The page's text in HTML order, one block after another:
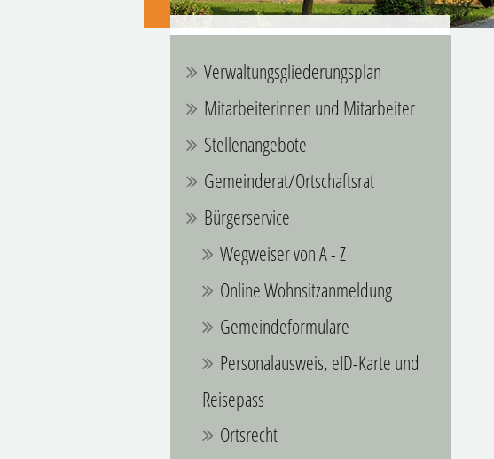
Verwaltungsgliederungsplan
Mitarbeiterinnen und Mitarbeiter
Stellenangebote
Gemeinderat/Ortschaftsrat
Bürgerservice
Wegweiser von A - Z
Online Wohnsitzanmeldung
Gemeindeformulare
Personalausweis, eID-Karte und
Reisepass
Ortsrecht